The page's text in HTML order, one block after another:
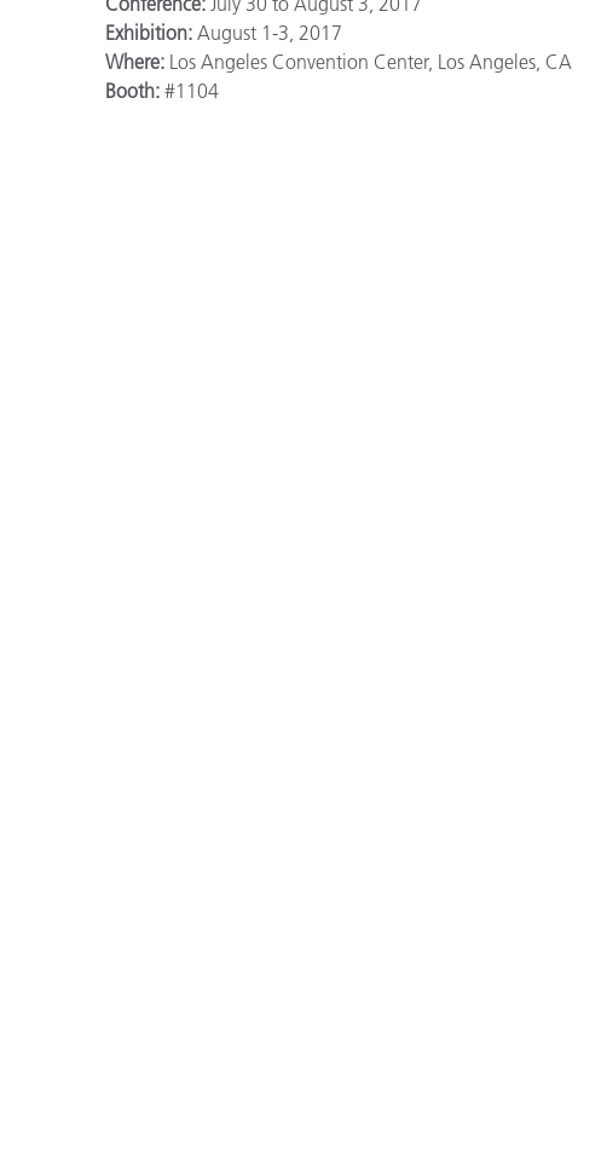
Exhibition: August 1-3, 2017
Where: Los Angeles Convention Center, Los Angeles, CA
Booth: #1104